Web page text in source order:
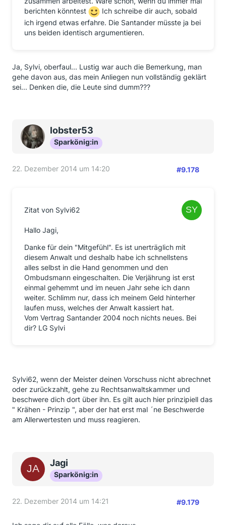
berichten könntest
Ich schreibe dir auch, sobald
ich irgend etwas erfahre. Die Santander müsste ja bei
uns beiden identisch argumentieren.
Ja, Sylvi, oberfaul... Lustig war auch die Bemerkung, man
gehe davon aus, das mein Anliegen nun vollständig geklärt
sei... Denken die, die Leute sind dumm???
lobster53
Sparkönig:in
22. Dezember 2014 um 14:20 #9.178
Zitat von Sylvi62
Hallo Jagi,
Danke für dein "Mitgefühl". Es ist unerträglich mit
diesem Anwalt und deshalb habe ich schnellstens
alles selbst in die Hand genommen und den
Ombudsmann eingeschalten. Die Verjährung ist erst
einmal gehemmt und im neuen Jahr sehe ich dann
weiter. Schlimm nur, dass ich meinem Geld hinterher
laufen muss, welches der Anwalt kassiert hat.
Vom Vertrag Santander 2004 noch nichts neues. Bei
dir? LG Sylvi
Sylvi62, wenn der Meister deinen Vorschuss nicht abrechnet
oder zurückzahlt, gehe zu Rechtsanwaltskammer und
beschwere dich dort über ihn. Es gilt auch hier prinzipiell das
" Krähen - Prinzip ", aber der hat erst mal ´ne Beschwerde
am Allerwertesten und muss reagieren.
Jagi
Sparkönig:in
22. Dezember 2014 um 14:21 #9.179